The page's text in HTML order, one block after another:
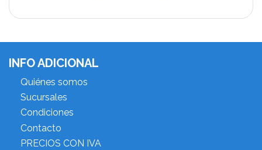
INFO ADICIONAL
Quiénes somos
Sucursales
Condiciones
Contacto
PRECIOS CON IVA